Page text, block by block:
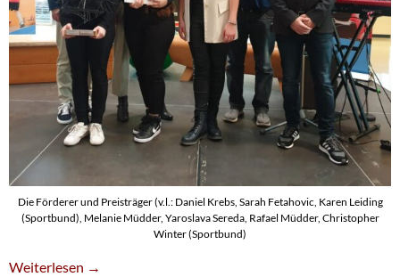
Die Förderer und Preisträger (v.l.: Daniel Krebs, Sarah Fetahovic, Karen Leiding
(Sportbund), Melanie Müdder, Yaroslava Sereda, Rafael Müdder, Christopher
Winter (Sportbund)
SG-Mädchen Erhalten Solinger Jugendsport-Teampreis
Weiterlesen →